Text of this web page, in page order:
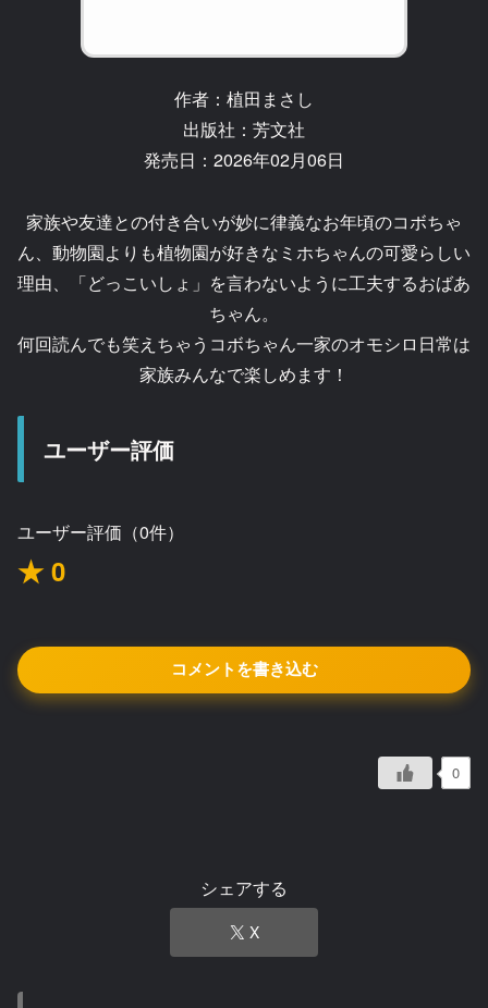
作者：植田まさし
出版社：芳文社
発売日：2026年02月06日
家族や友達との付き合いが妙に律義なお年頃のコボちゃ
ん、動物園よりも植物園が好きなミホちゃんの可愛らしい
理由、「どっこいしょ」を言わないように工夫するおばあ
ちゃん。
何回読んでも笑えちゃうコボちゃん一家のオモシロ日常は
家族みんなで楽しめます！
ユーザー評価
ユーザー評価（0件）
★ 0
コメントを書き込む
0
シェアする
X